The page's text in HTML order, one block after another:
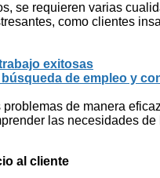
se requieren varias
como clientes
exitosas
de empleo y
de manera
las necesidades
al cliente